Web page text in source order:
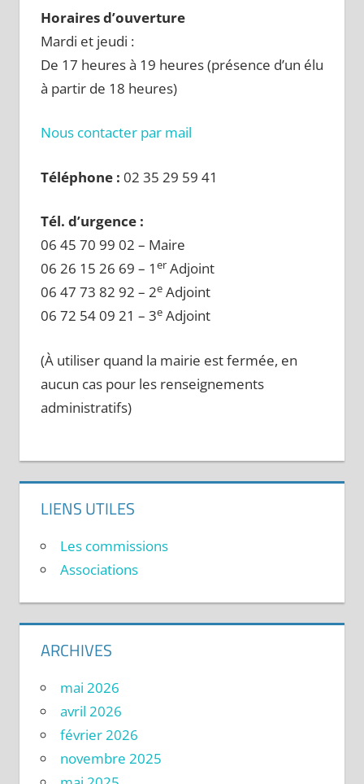
Horaires d’ouverture
Mardi et jeudi :
De 17 heures à 19 heures (présence d’un élu
à partir de 18 heures)
Nous contacter par mail
Téléphone : 02 35 29 59 41
Tél. d’urgence :
06 45 70 99 02 – Maire
06 26 15 26 69 – 1 erAdjoint
06 47 73 82 92 – 2eAdjoint
06 72 54 09 21 – 3eAdjoint
(À utiliser quand la mairie est fermée, en
aucun cas pour les renseignements
administratifs)
LIENS UTILES
Les commissions
Associations
ARCHIVES
mai 2026
avril 2026
février 2026
novembre 2025